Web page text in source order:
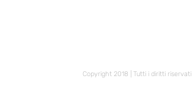
Copyright 2018 | Tutti i diritti riservati